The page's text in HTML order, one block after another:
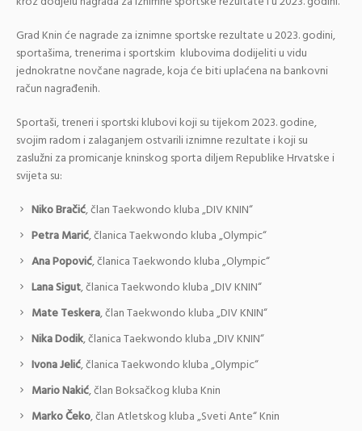
Grad Knin će nagrade za iznimne sportske rezultate u 2023. godini,
sportašima, trenerima i sportskim klubovima dodijeliti u vidu
jednokratne novčane nagrade, koja će biti uplaćena na bankovni
račun nagrađenih.
Sportaši, treneri i sportski klubovi koji su tijekom 2023. godine,
svojim radom i zalaganjem ostvarili iznimne rezultate i koji su
zaslužni za promicanje kninskog sporta diljem Republike Hrvatske i
svijeta su:
Niko Bračić, član Taekwondo kluba „DIV KNIN“
Petra Marić, članica Taekwondo kluba „Olympic“
Ana Popović, članica Taekwondo kluba „Olympic“
Lana Sigut, članica Taekwondo kluba „DIV KNIN“
Mate Teskera, član Taekwondo kluba „DIV KNIN“
Nika Dodik, članica Taekwondo kluba „DIV KNIN“
Ivona Jelić, članica Taekwondo kluba „Olympic“
Mario Nakić, član Boksačkog kluba Knin
Marko Čeko, član Atletskog kluba „Sveti Ante“ Knin